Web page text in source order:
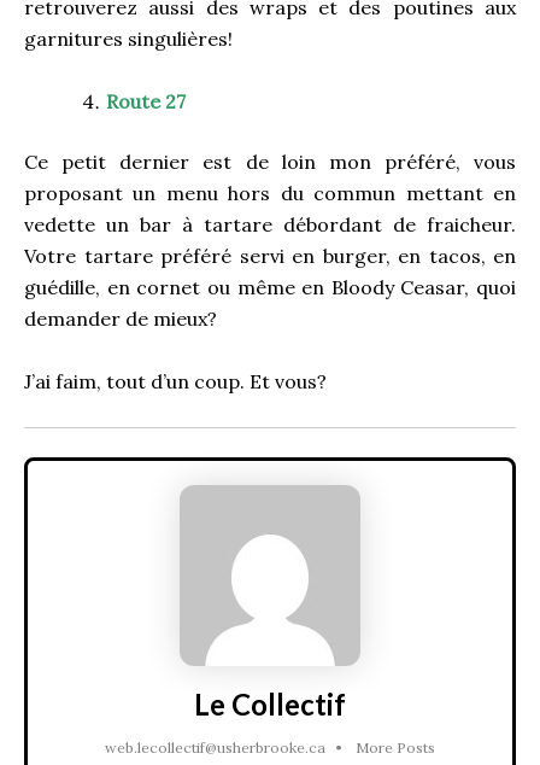
retrouverez aussi des wraps et des poutines aux
garnitures singulières!
Route 27
Ce petit dernier est de loin mon préféré, vous
proposant un menu hors du commun mettant en
vedette un bar à tartare débordant de fraicheur.
Votre tartare préféré servi en burger, en tacos, en
guédille, en cornet ou même en Bloody Ceasar, quoi
demander de mieux?
J’ai faim, tout d’un coup. Et vous?
Le Collectif
web.lecollectif@usherbrooke.ca • More Posts